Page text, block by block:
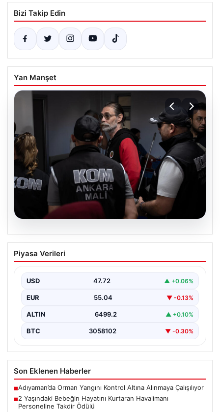
Bizi Takip Edin
Yan Manşet
05.08.2026
Görevden uzaklaştırılmıştı. Erdal
Beşikçioğlu’nun esrar testi pozitif çıktı
ve Yolsuzluk Operasyonu Detayları","content":
"Türkiye'nin önemli belediyelerinden…
Piyasa Verileri
USD 47.72 ▲ +0.06%
EUR 55.04 ▼ -0.13%
ALTIN 6499.2 ▲ +0.10%
BTC 3058102 ▼ -0.30%
Son Eklenen Haberler
■Adıyaman’da Orman Yangını Kontrol Altına Alınmaya Çalışılıyor
■2 Yaşındaki Bebeğin Hayatını Kurtaran Havalimanı
Personeline Takdir Ödülü